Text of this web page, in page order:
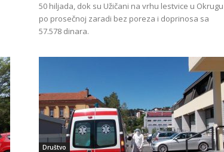
50 hiljada, dok su Užičani na vrhu lestvice u Okrugu
po prosečnoj zaradi bez poreza i doprinosa sa
57.578 dinara.
Društvo